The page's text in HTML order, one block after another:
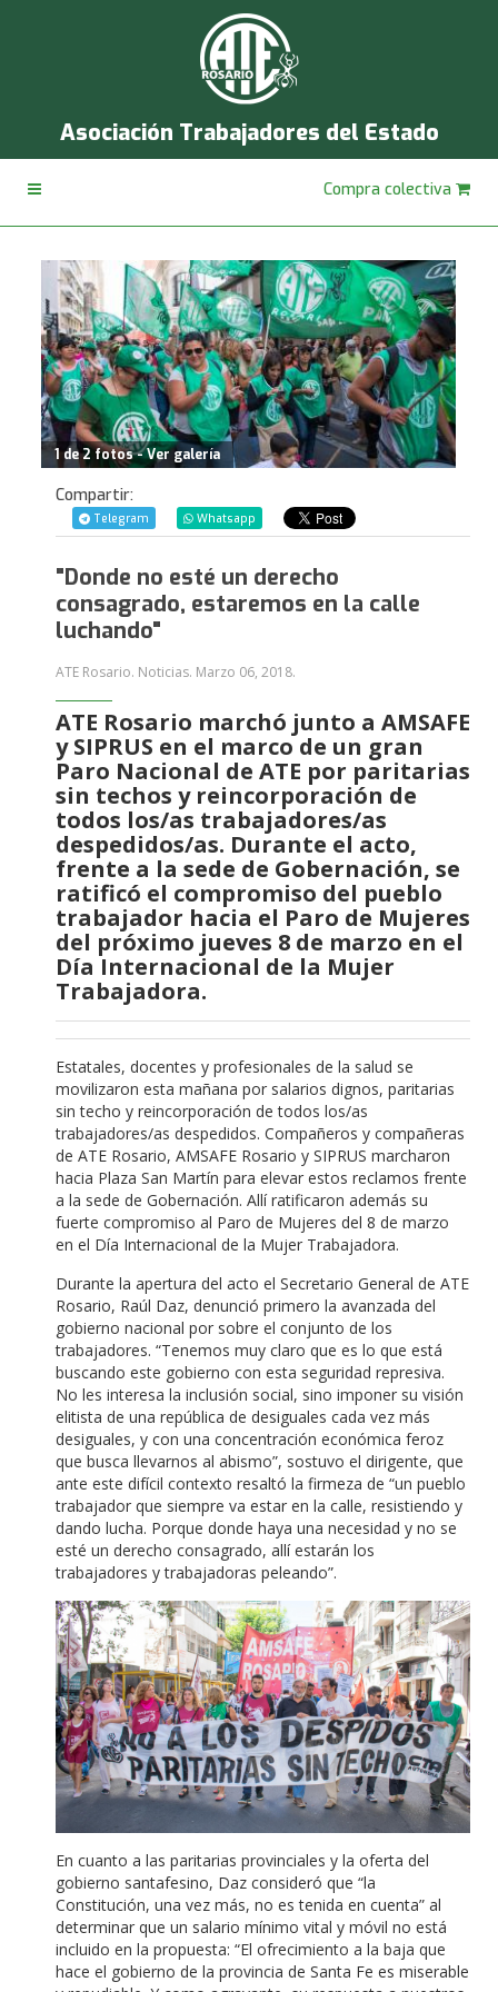
Asociación Trabajadores del Estado
Compra colectiva
1 de 2 fotos - Ver galería
Compartir:
Telegram Whatsapp
"Donde no esté un derecho
consagrado, estaremos en la calle
luchando"
ATE Rosario. Noticias. Marzo 06, 2018.
ATE Rosario marchó junto a AMSAFE
y SIPRUS en el marco de un gran
Paro Nacional de ATE por paritarias
sin techos y reincorporación de
todos los/as trabajadores/as
despedidos/as. Durante el acto,
frente a la sede de Gobernación, se
ratificó el compromiso del pueblo
trabajador hacia el Paro de Mujeres
del próximo jueves 8 de marzo en el
Día Internacional de la Mujer
Trabajadora.
Estatales, docentes y profesionales de la salud se
movilizaron esta mañana por salarios dignos, paritarias
sin techo y reincorporación de todos los/as
trabajadores/as despedidos. Compañeros y compañeras
de ATE Rosario, AMSAFE Rosario y SIPRUS marcharon
hacia Plaza San Martín para elevar estos reclamos frente
a la sede de Gobernación. Allí ratificaron además su
fuerte compromiso al Paro de Mujeres del 8 de marzo
en el Día Internacional de la Mujer Trabajadora.
Durante la apertura del acto el Secretario General de ATE
Rosario, Raúl Daz, denunció primero la avanzada del
gobierno nacional por sobre el conjunto de los
trabajadores. “Tenemos muy claro que es lo que está
buscando este gobierno con esta seguridad represiva.
No les interesa la inclusión social, sino imponer su visión
elitista de una república de desiguales cada vez más
desiguales, y con una concentración económica feroz
que busca llevarnos al abismo”, sostuvo el dirigente, que
ante este difícil contexto resaltó la firmeza de “un pueblo
trabajador que siempre va estar en la calle, resistiendo y
dando lucha. Porque donde haya una necesidad y no se
esté un derecho consagrado, allí estarán los
trabajadores y trabajadoras peleando”.
En cuanto a las paritarias provinciales y la oferta del
gobierno santafesino, Daz consideró que “la
Constitución, una vez más, no es tenida en cuenta” al
determinar que un salario mínimo vital y móvil no está
incluido en la propuesta: “El ofrecimiento a la baja que
hace el gobierno de la provincia de Santa Fe es miserable